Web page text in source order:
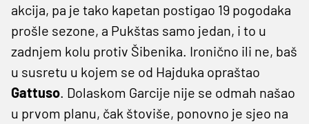
akcija, pa je tako kapetan postigao 19 pogodaka
prošle sezone, a Pukštas samo jedan, i to u
zadnjem kolu protiv Šibenika. Ironično ili ne, baš
u susretu u kojem se od Hajduka opraštao
Gattuso. Dolaskom Garcije nije se odmah našao
u prvom planu, čak štoviše, ponovno je sjeo na